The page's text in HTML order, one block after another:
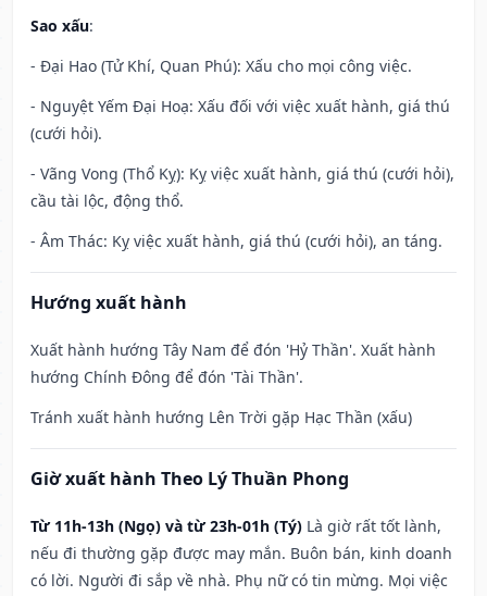
Sao xấu:
- Đại Hao (Tử Khí, Quan Phú): Xấu cho mọi công việc.
- Nguyệt Yếm Đại Hoạ: Xấu đối với việc xuất hành, giá thú
(cưới hỏi).
- Vãng Vong (Thổ Kỵ): Kỵ việc xuất hành, giá thú (cưới hỏi),
cầu tài lộc, động thổ.
- Âm Thác: Kỵ việc xuất hành, giá thú (cưới hỏi), an táng.
Hướng xuất hành
Xuất hành hướng Tây Nam để đón 'Hỷ Thần'. Xuất hành
hướng Chính Đông để đón 'Tài Thần'.
Tránh xuất hành hướng Lên Trời gặp Hạc Thần (xấu)
Giờ xuất hành Theo Lý Thuần Phong
Từ 11h-13h (Ngọ) và từ 23h-01h (Tý) Là giờ rất tốt lành,
nếu đi thường gặp được may mắn. Buôn bán, kinh doanh
có lời. Người đi sắp về nhà. Phụ nữ có tin mừng. Mọi việc